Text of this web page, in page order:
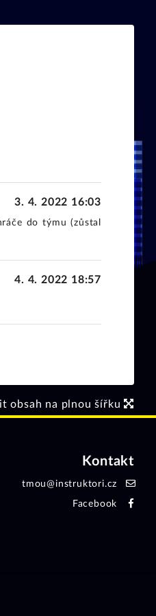
3. 4. 2022 16:03
do týmu (zůstal
4. 4. 2022 18:57
obsah na plnou šířku
Kontakt
tmou@instruktori.cz
Facebook